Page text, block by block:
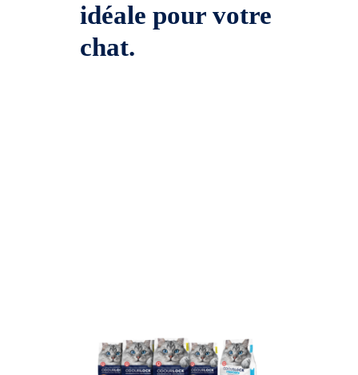
idéale pour votre
chat.